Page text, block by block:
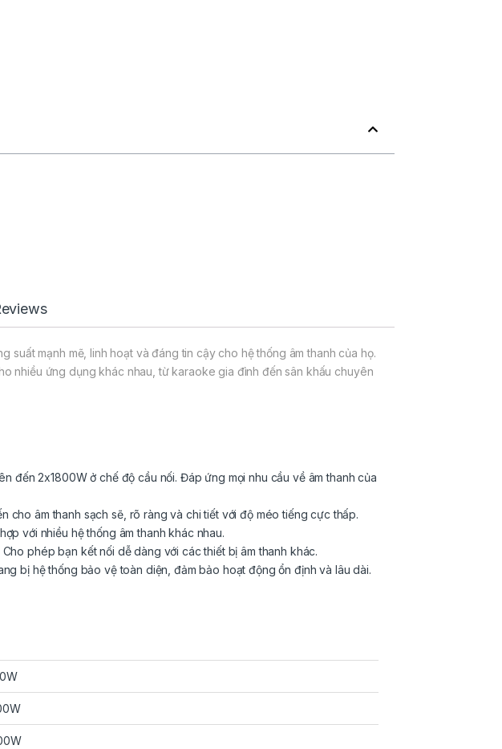
suất mạnh mẽ, linh hoạt và đáng tin cậy cho hệ thống âm thanh của họ.
nhiều ứng dụng khác nhau, từ karaoke gia đình đến sân khấu chuyên
đến 2x1800W ở chế độ cầu nối. Đáp ứng mọi nhu cầu về âm thanh của
cho âm thanh sạch sẽ, rõ ràng và chi tiết với độ méo tiếng cực thấp.
với nhiều hệ thống âm thanh khác nhau.
phép bạn kết nối dễ dàng với các thiết bị âm thanh khác.
bị hệ thống bảo vệ toàn diện, đảm bảo hoạt động ổn định và lâu dài.